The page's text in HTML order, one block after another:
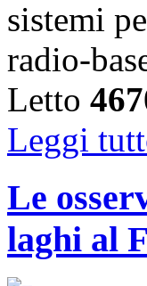
sistemi
radio-
Letto
Leggi
Le
laghi al